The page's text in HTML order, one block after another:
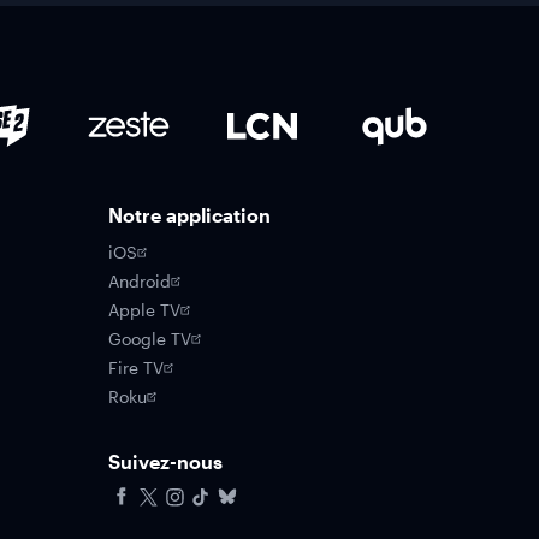
Notre application
iOS
Android
Apple TV
Google TV
Fire TV
Roku
Suivez-nous